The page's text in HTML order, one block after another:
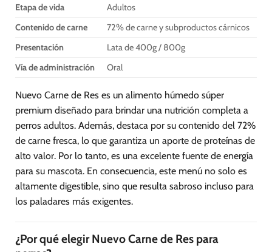
Etapa de vida
Adultos
Contenido de carne
72% de carne y subproductos cárnicos
Presentación
Lata de 400g / 800g
Vía de administración
Oral
Nuevo Carne de Res es un alimento húmedo súper
premium diseñado para brindar una nutrición completa a
perros adultos. Además, destaca por su contenido del 72%
de carne fresca, lo que garantiza un aporte de proteínas de
alto valor. Por lo tanto, es una excelente fuente de energía
para su mascota. En consecuencia, este menú no solo es
altamente digestible, sino que resulta sabroso incluso para
los paladares más exigentes.
¿Por qué elegir Nuevo Carne de Res para